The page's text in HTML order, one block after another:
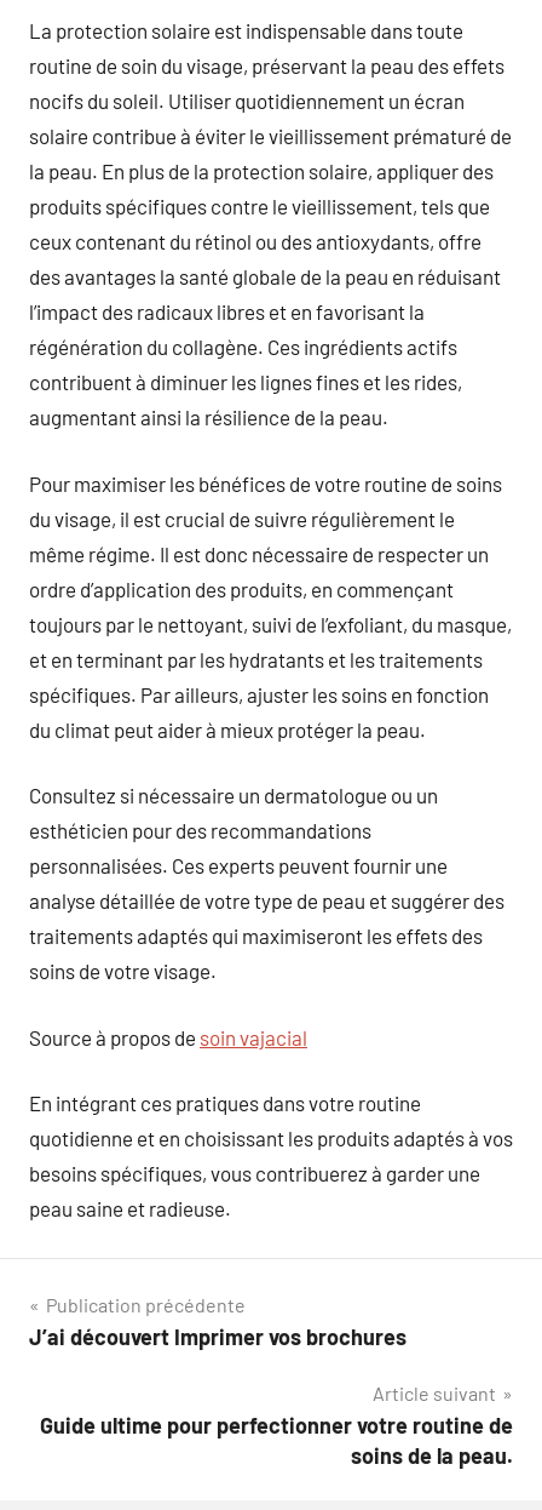
La protection solaire est indispensable dans toute
routine de soin du visage, préservant la peau des effets
nocifs du soleil. Utiliser quotidiennement un écran
solaire contribue à éviter le vieillissement prématuré de
la peau. En plus de la protection solaire, appliquer des
produits spécifiques contre le vieillissement, tels que
ceux contenant du rétinol ou des antioxydants, offre
des avantages la santé globale de la peau en réduisant
l’impact des radicaux libres et en favorisant la
régénération du collagène. Ces ingrédients actifs
contribuent à diminuer les lignes fines et les rides,
augmentant ainsi la résilience de la peau.
Pour maximiser les bénéfices de votre routine de soins
du visage, il est crucial de suivre régulièrement le
même régime. Il est donc nécessaire de respecter un
ordre d’application des produits, en commençant
toujours par le nettoyant, suivi de l’exfoliant, du masque,
et en terminant par les hydratants et les traitements
spécifiques. Par ailleurs, ajuster les soins en fonction
du climat peut aider à mieux protéger la peau.
Consultez si nécessaire un dermatologue ou un
esthéticien pour des recommandations
personnalisées. Ces experts peuvent fournir une
analyse détaillée de votre type de peau et suggérer des
traitements adaptés qui maximiseront les effets des
soins de votre visage.
Source à propos de soin vajacial
En intégrant ces pratiques dans votre routine
quotidienne et en choisissant les produits adaptés à vos
besoins spécifiques, vous contribuerez à garder une
peau saine et radieuse.
Navigation
de
Publication précédente
J’ai découvert Imprimer vos brochures
Article suivant
Guide ultime pour perfectionner votre routine de
soins de la peau.